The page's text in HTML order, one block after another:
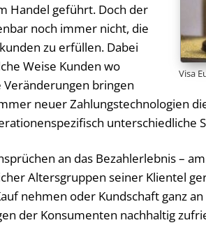
Visa
Handel geführt. Doch der
noch immer nicht, die
zu erfüllen. Dabei
Weise Kunden wo
Veränderungen bringen
neuer Zahlungstechnologien
unterschiedliche
an das Bezahlerlebnis –
Altersgruppen seiner Klientel
nehmen oder Kundschaft ganz
der Konsumenten nachhaltig